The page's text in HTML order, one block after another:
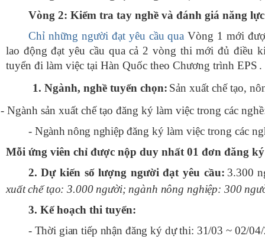
Vòng 2: Kiểm tra tay nghề và đánh giá năng lực
Chỉ những người đạt yêu cầu quaVòng 1 mới
lao động đạt yêu cầu qua cả 2 vòng thi mới đủ điều
tuyển đi làm việc tại Hàn Quốc theo Chương trình EPS .
1. Ngành, nghề tuyển chọn: Sản xuất chế tạo,
- Ngành sản xuất chế tạo đăng ký làm việc trong các
- Ngành nông nghiệp đăng ký làm việc trong các
Mỗi ứng viên chỉ được nộp duy nhất 01 đơn đăng
2. Dự kiến số lượng người đạt yêu cầu: 3.300
xuất chế tạo: 3.000 người; ngành nông nghiệp: 300
3. Kế hoạch thi tuyển:
- Thời gian tiếp nhận đăng ký dự thi: 31/03 ~ 02/